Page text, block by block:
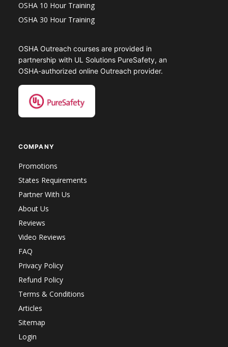
OSHA 10 Hour Training
OSHA 30 Hour Training
OSHA Outreach courses are provided in
partnership with UL Solutions PureSafety, an
OSHA-authorized online Outreach provider.
COMPANY
Promotions
States Requirements
Partner With Us
About Us
Reviews
Video Reviews
FAQ
Privacy Policy
Refund Policy
Terms & Conditions
Articles
Sitemap
Login